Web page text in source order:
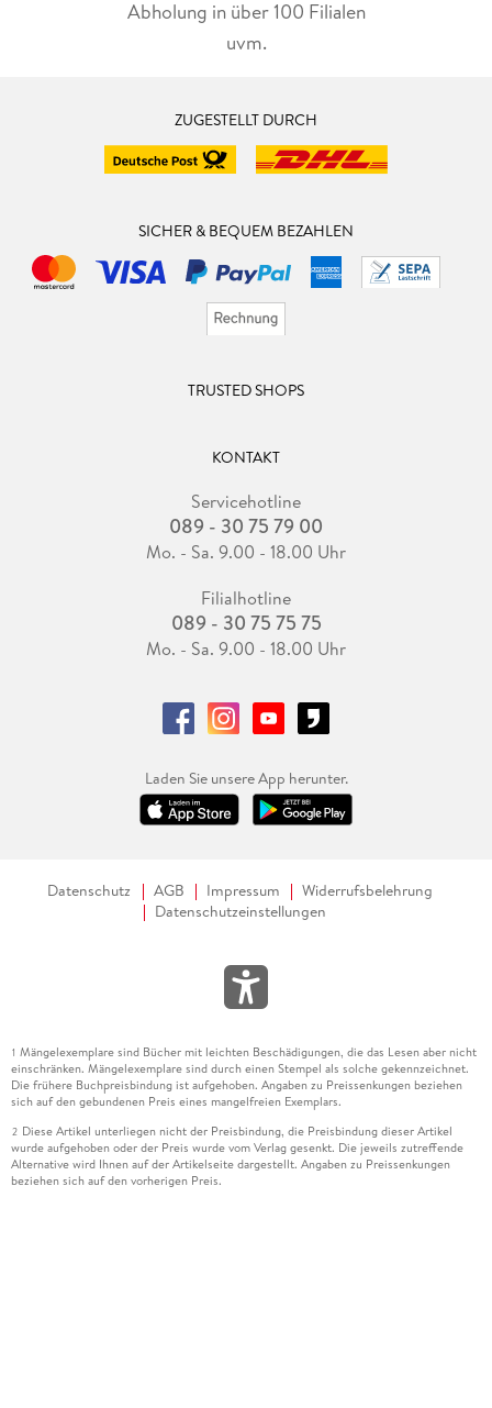
Abholung in über 100 Filialen
uvm.
ZUGESTELLT DURCH
SICHER & BEQUEM BEZAHLEN
TRUSTED SHOPS
KONTAKT
Servicehotline
089 - 30 75 79 00
Mo. - Sa. 9.00 - 18.00 Uhr
Filialhotline
089 - 30 75 75 75
Mo. - Sa. 9.00 - 18.00 Uhr
Laden Sie unsere App herunter.
Datenschutz AGB Impressum
Widerrufsbelehrung
Datenschutzeinstellungen
1 Mängelexemplare sind Bücher mit leichten Beschädigungen, die das Lesen aber nicht
einschränken. Mängelexemplare sind durch einen Stempel als solche gekennzeichnet.
Die frühere Buchpreisbindung ist aufgehoben. Angaben zu Preissenkungen beziehen
sich auf den gebundenen Preis eines mangelfreien Exemplars.
2 Diese Artikel unterliegen nicht der Preisbindung, die Preisbindung dieser Artikel
wurde aufgehoben oder der Preis wurde vom Verlag gesenkt. Die jeweils zutreffende
Alternative wird Ihnen auf der Artikelseite dargestellt. Angaben zu Preissenkungen
beziehen sich auf den vorherigen Preis.